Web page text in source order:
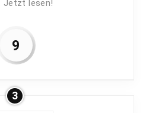
Jetzt lesen!
9
3